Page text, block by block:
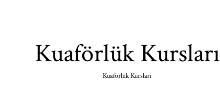
Kuaförlük Kursları
Kuaförlük Kursları